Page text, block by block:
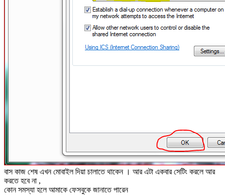
বাস কাজ শেষ এখন মোবাইল দিয়া চালাতে থাকেন । আর এটা একবার সেটিং করলে আর
করতে হবে না ,
কোন সমস্যা হলে আমাকে ফেসবুকে জানাতে পারেন